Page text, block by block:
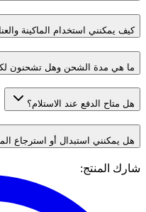
كيف يمكنني استخدام الماكينة
ما هي مدة الشحن وهل تشحنون
هل متاح الدفع عند الاستلام؟
هل يمكنني استبدال أو استرجاع
شارك المنتج: